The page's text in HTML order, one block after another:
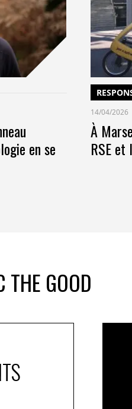
en se
14/04/2026
À
RSE
THE GOOD